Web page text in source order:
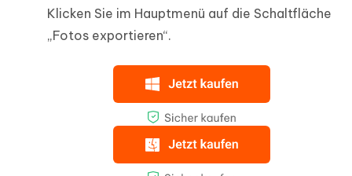
Klicken Sie im Hauptmenü auf die Schaltfläche
„Fotos exportieren“.